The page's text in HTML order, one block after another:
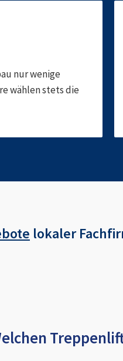
nur wenige
wählen stets die
lokaler